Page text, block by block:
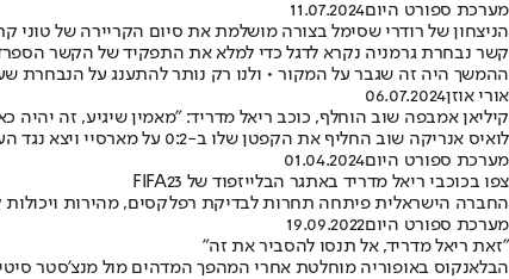
מערכת ספורט היום11.07.2024
הניצחון של רודרי שסימל בצורה מושלמת את סיום הקריירה של טוני
קשר נבחרת גרמניה נקרא לדגל כדי למלא את התפקיד של הקשר
ההמשך היה זה שגבר על המקור • ולנו רק נותר להתענג על הנבחרת
אורי אוזן06.07.2024
קיליאן אמבפה שוב הוחלף, כוכב ריאל מדריד: "מאמין שיגיע, זה יהיה
לואיס אנריקה שוב החליף את הקפטן שלו ב-0:2 על מארסיי ויצא נגד העיתונאים שביקרו אותו • רודריגו, שכבש אתמול צמד ב-0:2 על אתלטיק בילבאו, התייחס לצרפתי: "כולם אומרים שהוא יבוא, אבל אני לא יודע"
מערכת ספורט היום01.04.2024
צפו בכוכבי ריאל מדריד באתגר הבלייזפוד של FIFA23
החברה הישראלית פיתחה תחרות לבדיקת רפלקסים, מהירות ויכולות
מערכת ספורט היום19.09.2022
"זאת ריאל מדריד, אל תנסו להסביר את זה"
הבלאנקוס באופוריה מוחלטת אחרי המהפך המדהים מול מנצ'סטר סיטי